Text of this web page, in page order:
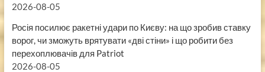
2026-08-05
Росія посилює ракетні удари по Києву: на що зробив ставку
ворог, чи зможуть врятувати «дві стіни» і що робити без
перехоплювачів для Patriot
2026-08-05